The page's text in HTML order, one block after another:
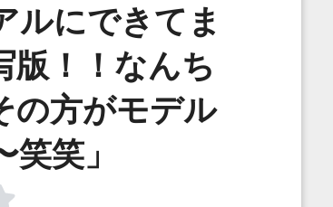
ルにできてま
版！！なんち
の方がモデル
笑」